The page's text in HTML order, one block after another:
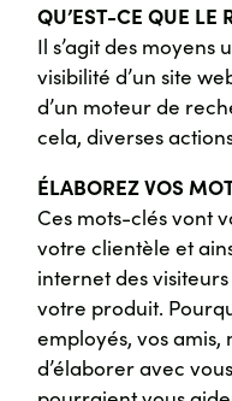
QU’EST-CE QUE LE
Il s’agit des moyens
visibilité d’un site
d’un moteur de
cela, diverses
ÉLABOREZ VOS
Ces mots-clés vont
votre clientèle et
internet des
votre produit.
employés, vos amis,
d’élaborer avec